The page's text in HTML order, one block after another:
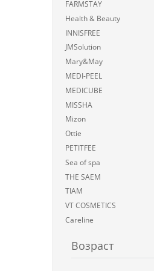
FARMSTAY
Health & Beauty
INNISFREE
JMSolution
Mary&May
MEDI-PEEL
MEDICUBE
MISSHA
Mizon
Ottie
PETITFEE
Sea of spa
THE SAEM
TIAM
VT COSMETICS
Careline
Возраст